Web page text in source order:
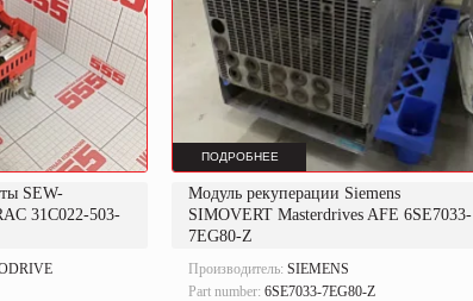
SEW-
31C022-503-
ПОДРОБНЕЕ
Модуль рекуперации Siemens
SIMOVERT Masterdrives AFE 6SE7033-
7EG80-Z
Производитель: SIEMENS
Part number: 6SE7033-7EG80-Z